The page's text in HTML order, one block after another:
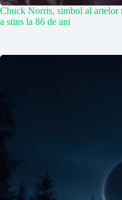
Chuck Norris, simbol al artelor
a stins la 86 de ani